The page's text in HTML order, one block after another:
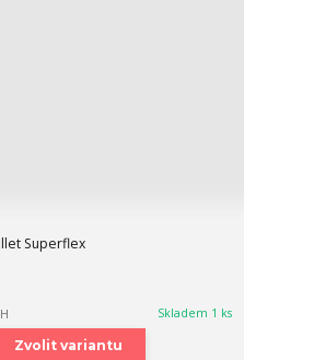
Superflex
Skladem 1 ks
Zvolit variantu